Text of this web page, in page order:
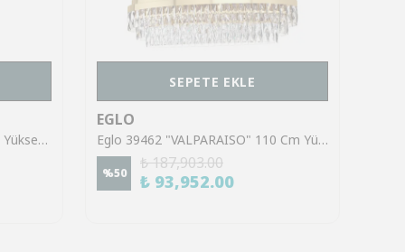
Eglo 98734 "BRENDA" 150 Cm Yüksekliğinde Çelik Beyaz, Nikel Mat Sarkıt Avize
SEPETE EKLE
EGLO
Eglo 39462 "VALPARAISO" 110 Cm Yüksekliğinde Çelik Gold Sarkıt Avize
%50
₺ 187,903.00
₺ 93,952.00